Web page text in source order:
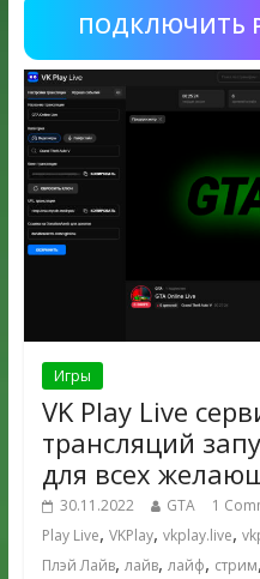
ПОДКЛЮЧИТЬ
Игры
VK Play Live
трансляций
для всех
30.11.2022 GTA 1
Play Live, VKPlay, vkplay.live,
Плэй Лайв, лайв, лайф, стрим,